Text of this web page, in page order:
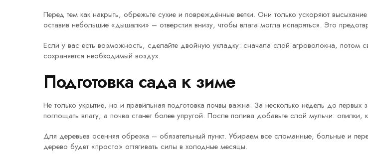
Перед тем как накрыть, обрежьте сухие и повреждённые ветки. Они только ускоряют
оставив небольшие «дышалки» – отверстия внизу, чтобы влага могла испаряться. Это
Если у вас есть возможность, сделайте двойную укладку: сначала слой агроволокна, потом
сохраняется необходимый воздух.
Подготовка сада к зиме
Не только укрытие, но и правильная подготовка почвы важна. За несколько недель до
поглощать влагу, а почва станет более упругой. После полива добавьте слой мульчи:
Для деревьев осенняя обрезка – обязательный пункт. Убираем все сломанные, больные и
дерево будет «просто» оттягивать силы в холодные месяцы.